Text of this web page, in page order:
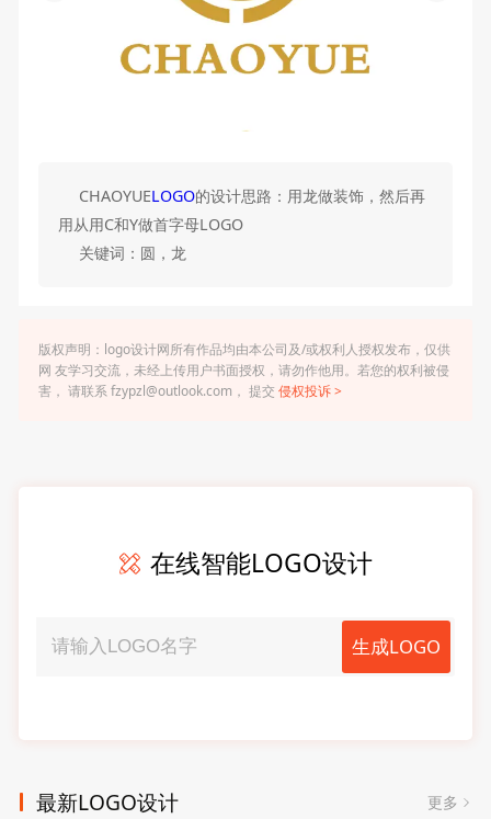
CHAOYUELOGO的设计思路：用龙做装饰，然后再
用从用C和Y做首字母LOGO
关键词：圆，龙
版权声明：logo设计网所有作品均由本公司及/或权利人授权发布，仅供
网 友学习交流，未经上传用户书面授权，请勿作他用。若您的权利被侵
害， 请联系 fzypzl@outlook.com， 提交 侵权投诉 >
在线智能LOGO设计
生成LOGO
最新LOGO设计 更多